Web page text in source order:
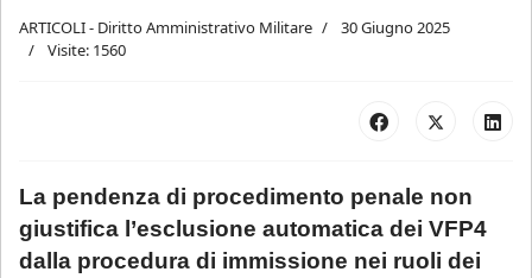
ARTICOLI - Diritto Amministrativo Militare
30 Giugno 2025
Visite: 1560
La pendenza di procedimento penale non
giustifica l’esclusione automatica dei VFP4
dalla procedura di immissione nei ruoli dei